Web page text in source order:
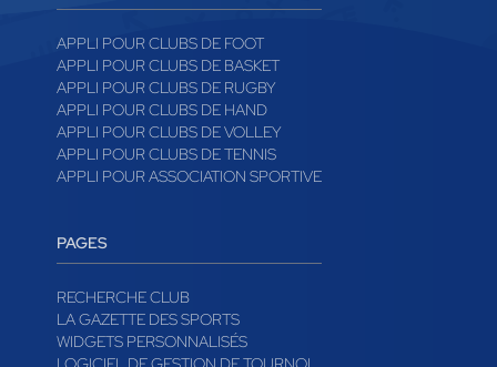
APPLI POUR CLUBS DE FOOT
APPLI POUR CLUBS DE BASKET
APPLI POUR CLUBS DE RUGBY
APPLI POUR CLUBS DE HAND
APPLI POUR CLUBS DE VOLLEY
APPLI POUR CLUBS DE TENNIS
APPLI POUR ASSOCIATION SPORTIVE
PAGES
RECHERCHE CLUB
LA GAZETTE DES SPORTS
WIDGETS PERSONNALISÉS